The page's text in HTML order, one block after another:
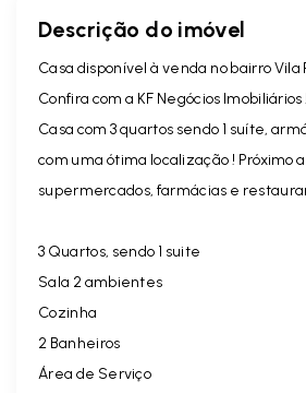
Descrição do imóvel
Casa disponível à venda no bairroVila
Confira com a KF Negócios Imobiliários
Casa com 3 quartos sendo 1 suíte,
com uma ótima localização ! Próximo
supermercados, farmácias e
3 Quartos, sendo 1 suite
Sala 2 ambientes
Cozinha
2 Banheiros
Área de Serviço